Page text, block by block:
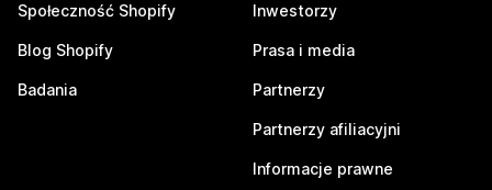
Społeczność Shopify
Blog Shopify
Badania
Inwestorzy
Prasa i media
Partnerzy
Partnerzy afiliacyjni
Informacje prawne